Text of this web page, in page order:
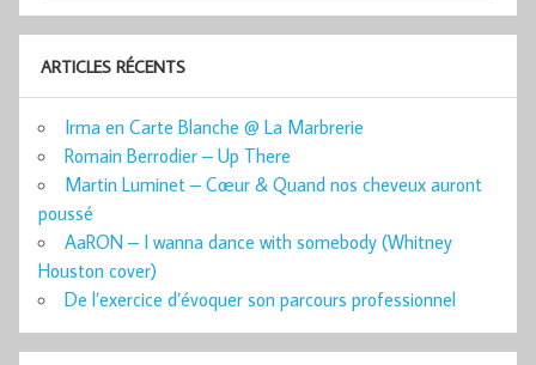
ARTICLES RÉCENTS
Irma en Carte Blanche @ La Marbrerie
Romain Berrodier – Up There
Martin Luminet – Cœur & Quand nos cheveux auront
poussé
AaRON – I wanna dance with somebody (Whitney
Houston cover)
De l’exercice d’évoquer son parcours professionnel